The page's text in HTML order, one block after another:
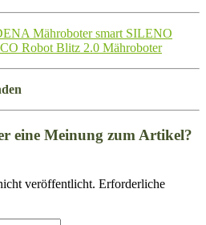
Mähroboter smart SILENO
Robot Blitz 2.0 Mähroboter
eine Meinung zum Artikel?
veröffentlicht. Erforderliche